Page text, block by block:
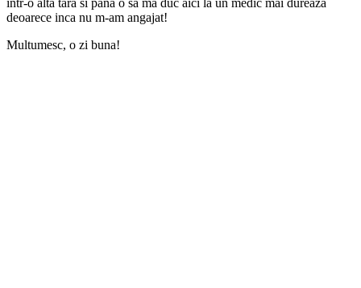
intr-o alta tara si pana o sa ma duc aici la un medic mai dureaza
deoarece inca nu m-am angajat!
Multumesc, o zi buna!